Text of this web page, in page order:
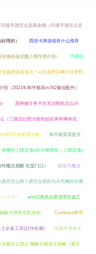
问道手游怎么交易金钱（问道手游怎么交
用的） 西游卡牌游戏有什么推荐
物语祝尼魔小屋作用介绍） 币圈投
交易所排名第几？xt交易所官网介绍资料
（2021年和平精英m762最佳配件）
原神被任务卡住无法联机怎么办
（三国志幻想大陆初始武将和稀有武
OKT区别前景分析 和平精英亲密关
有哪些上线送满v的卡牌游戏（上线送满v
魔法觉醒 礼堂门口） 创造与魔法
易所怎么样？虎符交易所与火币网对比哪
么优势? win10系统自带清理垃圾工
解卡牌类手机游戏） Coinbase和币
士必备工具(赶快收藏) 问道手游体木
天赋怎么加点 蜘蛛天赋加点攻略（第五